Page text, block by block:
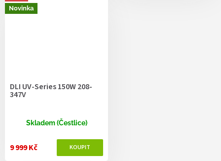
Novinka
DLI UV-Series 150W 208-
347V
Skladem (Čestlice)
9 999 Kč